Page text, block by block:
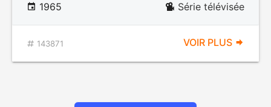
1965 Série télévisée
143871 VOIR PLUS